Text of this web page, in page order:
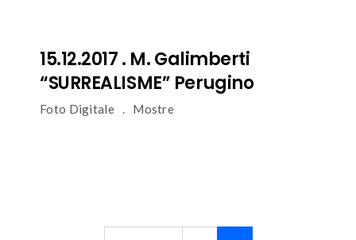
15.12.2017 . M. Galimberti
“SURREALISME” Perugino
Foto Digitale Mostre